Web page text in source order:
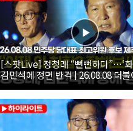
[스팟Live] 정청래 “뻔뻔하다”…‘화
김민석에 정면 반격 | 26.08.08 더
당대표·최고위원 후보 제주 합동연